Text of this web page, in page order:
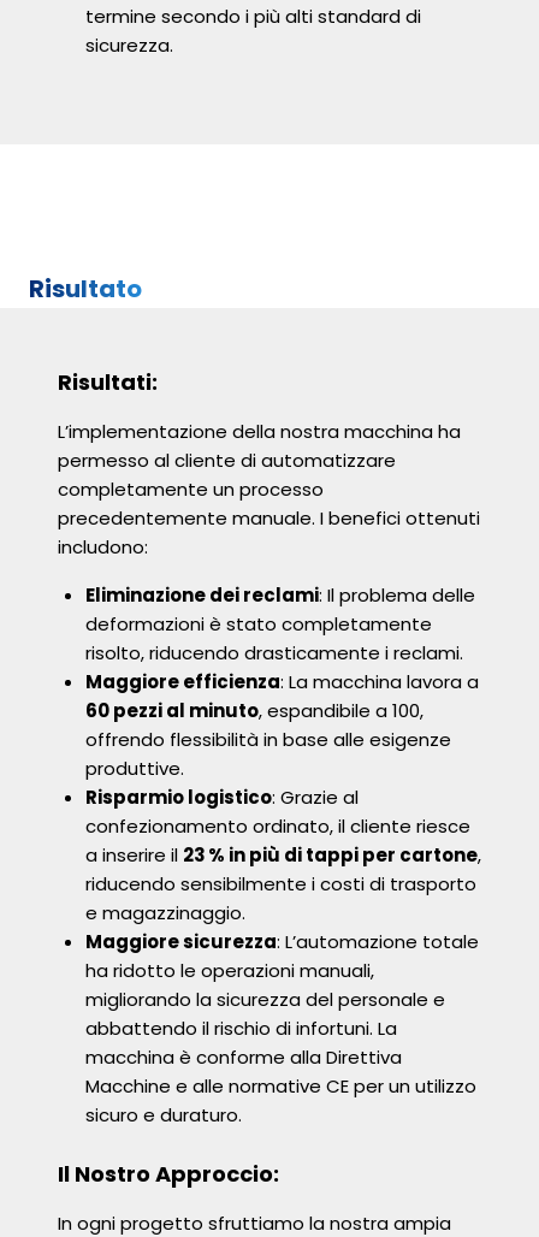
termine secondo i più alti standard di
sicurezza.
Risultato
Risultati:
L’implementazione della nostra macchina ha
permesso al cliente di automatizzare
completamente un processo
precedentemente manuale. I benefici ottenuti
includono:
Eliminazione dei reclami: Il problema delle
deformazioni è stato completamente
risolto, riducendo drasticamente i reclami.
Maggiore efficienza: La macchina lavora a
60 pezzi al minuto, espandibile a 100,
offrendo flessibilità in base alle esigenze
produttive.
Risparmio logistico: Grazie al
confezionamento ordinato, il cliente riesce
a inserire il 23 % in più di tappi per cartone,
riducendo sensibilmente i costi di trasporto
e magazzinaggio.
Maggiore sicurezza: L’automazione totale
ha ridotto le operazioni manuali,
migliorando la sicurezza del personale e
abbattendo il rischio di infortuni. La
macchina è conforme alla Direttiva
Macchine e alle normative CE per un utilizzo
sicuro e duraturo.
Il Nostro Approccio:
In ogni progetto sfruttiamo la nostra ampia